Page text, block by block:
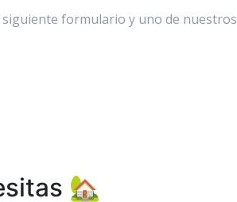
formulario y uno de nuestros